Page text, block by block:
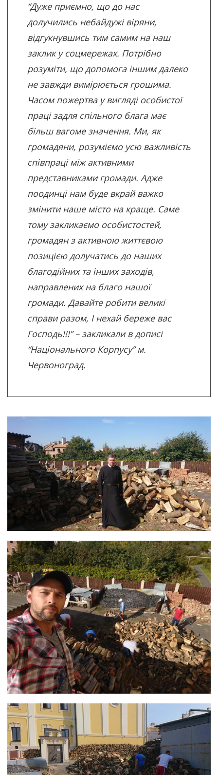
“Дуже приємно, що до нас
долучились небайдужі віряни,
відгукнувшись тим самим на наш
заклик у соцмережах. Потрібно
розуміти, що допомога іншим далеко
не завжди вимірюється грошима.
Часом пожертва у вигляді особистої
праці задля спільного блага має
більш вагоме значення. Ми, як
громадяни, розуміємо усю важливість
співпраці між активними
представниками громади. Адже
поодинці нам буде вкрай важко
змінити наше місто на краще. Саме
тому закликаємо особистостей,
громадян з активною життєвою
позицією долучатись до наших
благодійних та інших заходів,
направлених на благо нашої
громади. Давайте робити великі
справи разом, І нехай береже вас
Господь!!!” – закликали в дописі
“Національного Корпусу” м.
Червоноград.